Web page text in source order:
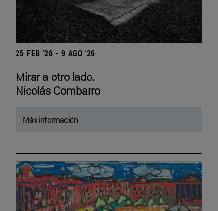
25 FEB '26 - 9 AGO '26
Mirar a otro lado.
Nicolás Combarro
Más información